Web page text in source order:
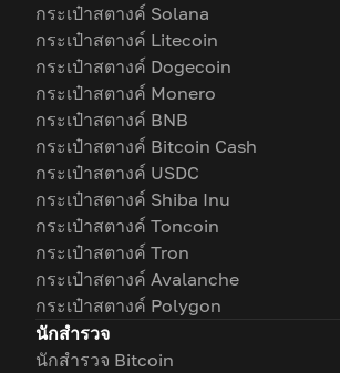
กระเป๋าสตางค์ Solana
กระเป๋าสตางค์ Litecoin
กระเป๋าสตางค์ Dogecoin
กระเป๋าสตางค์ Monero
กระเป๋าสตางค์ BNB
กระเป๋าสตางค์ Bitcoin Cash
กระเป๋าสตางค์ USDC
กระเป๋าสตางค์ Shiba Inu
กระเป๋าสตางค์ Toncoin
กระเป๋าสตางค์ Tron
กระเป๋าสตางค์ Avalanche
กระเป๋าสตางค์ Polygon
นักสำรวจ
นักสำรวจ Bitcoin